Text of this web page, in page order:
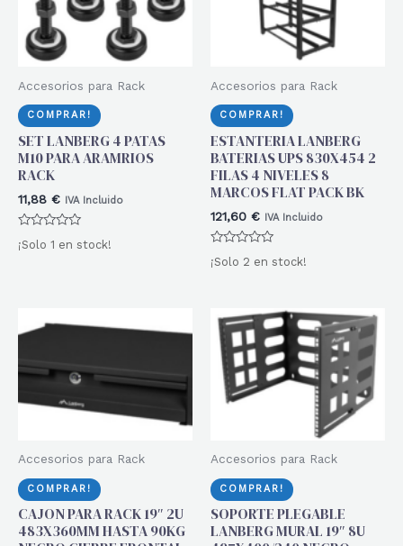
Accesorios para Rack
COMPRAR!
SET LANBERG 4 PATAS
M10 PARA ARAMRIOS
RACK
11,88 € IVA Incluido
Valorado
con
¡Solo 1 en stock!
Accesorios para Rack
COMPRAR!
ESTANTERIA LANBERG
BATERIAS UPS 830X454 2
FILAS 4 NIVELES 8
MARCOS FLAT PACK BK
121,60 € IVA Incluido
Valorado
con
¡Solo 2 en stock!
Accesorios para Rack
COMPRAR!
CAJON PARA RACK 19″ 2U
483X360MM HASTA 90KG
Accesorios para Rack
COMPRAR!
SOPORTE PLEGABLE
LANBERG MURAL 19″ 8U